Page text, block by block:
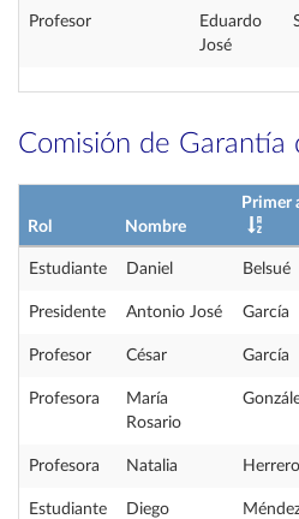
Profesor
Eduardo
José
Comisión de Garantía
Rol Nombre
Primer
Estudiante Daniel Belsué
Presidente Antonio José García
Profesor César García
Profesora
María
Rosario
Profesora Natalia Herrero
Estudiante Diego